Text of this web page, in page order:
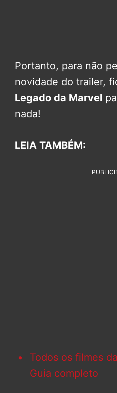
Portanto, para não
novidade do trailer,
Legado da Marvel
nada!
LEIA TAMBÉM:
Todos os filmes
Guia completo